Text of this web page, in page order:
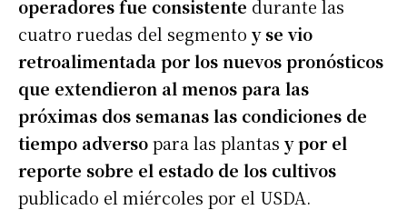
operadores fue consistente durante las
cuatro ruedas del segmento y se vio
retroalimentada por los nuevos pronósticos
que extendieron al menos para las
próximas dos semanas las condiciones de
tiempo adversopara las plantas y por el
reporte sobre el estado de los cultivos
publicado el miércoles por el USDA.